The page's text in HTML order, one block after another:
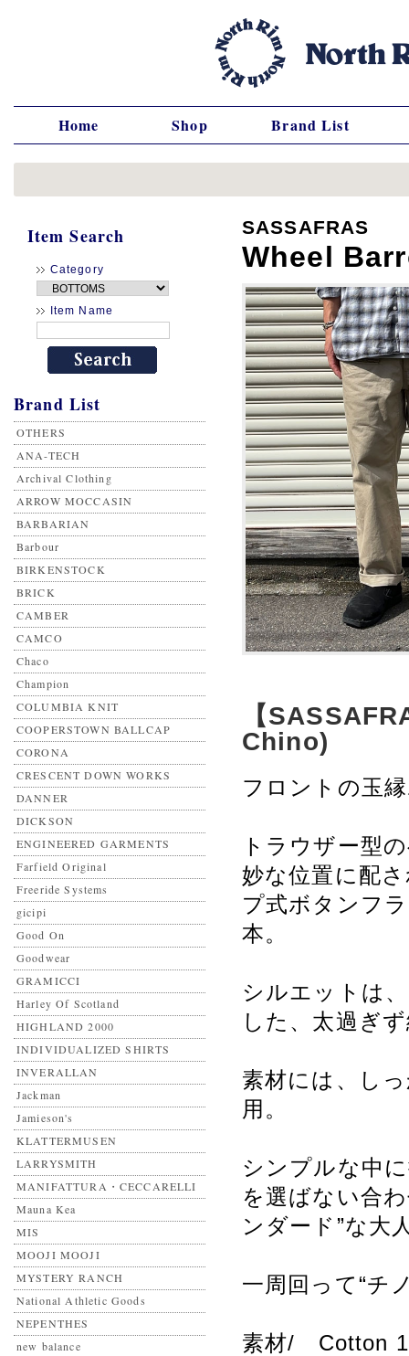
Home Shop Brand List
Item Search
Category
Item Name
Brand List
OTHERS
ANA-TECH
Archival Clothing
ARROW MOCCASIN
BARBARIAN
Barbour
BIRKENSTOCK
BRICK
CAMBER
CAMCO
Chaco
Champion
COLUMBIA KNIT
COOPERSTOWN BALLCAP
CORONA
CRESCENT DOWN WORKS
DANNER
DICKSON
ENGINEERED GARMENTS
Farfield Original
Freeride Systems
gicipi
Good On
Goodwear
GRAMICCI
Harley Of Scotland
HIGHLAND 2000
INDIVIDUALIZED SHIRTS
INVERALLAN
Jackman
Jamieson's
KLATTERMUSEN
LARRYSMITH
MANIFATTURA・CECCARELLI
Mauna Kea
MIS
MOOJI MOOJI
MYSTERY RANCH
National Athletic Goods
NEPENTHES
new balance
SASSAFRAS
Wheel
【
Chino)
フロントの玉
トラウザー型
妙な位置に配
プ式ボタンフ
本。
シルエットは
した、太過ぎ
素材には、し
用。
シンプルな中
を選ばない合
ンダード”な大
一周回って“チ
素材/ Cotton